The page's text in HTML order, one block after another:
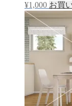
¥1,000 お買